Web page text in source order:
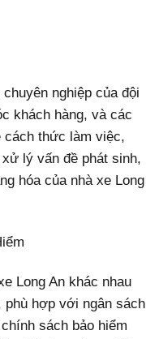
nghiệp của đội
khách hàng, và các
thức làm việc,
lý vấn đề phát sinh,
hóa của nhà xe Long
Long An khác nhau
hợp với ngân sách
sách bảo hiểm